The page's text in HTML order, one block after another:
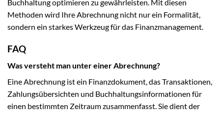
Buchhaltung optimieren zu gewährleisten. Mit diesen
Methoden wird Ihre Abrechnung nicht nur ein Formalität,
sondern ein starkes Werkzeug für das Finanzmanagement.
FAQ
Was versteht man unter einer Abrechnung?
Eine Abrechnung ist ein Finanzdokument, das Transaktionen,
Zahlungsübersichten und Buchhaltungsinformationen für
einen bestimmten Zeitraum zusammenfasst. Sie dient der